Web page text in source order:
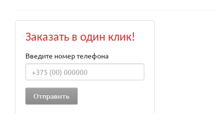
Заказать в один клик!
Введите номер телефона